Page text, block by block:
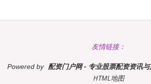
友情链接：
Powered by 配资门户网 - 专业股票配资资讯
HTML地图